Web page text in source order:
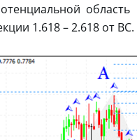
1.618 – 2.618 от BC.